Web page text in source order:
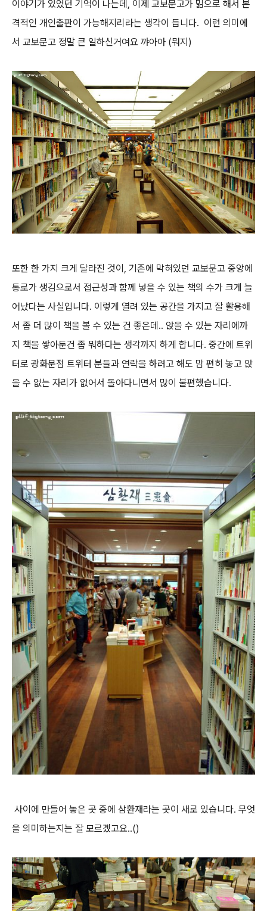
이야기가 있었던 기억이 나는데, 이제 교보문고가 밂으로 해서 본
격적인 개인출판이 가능해지리라는 생각이 듭니다. 이런 의미에
서 교보문고 정말 큰 일하신거여요 꺄아아 (뭐지)
또한 한 가지 크게 달라진 것이, 기존에 막혀있던 교보문고 중앙에
통로가 생김으로서 접근성과 함께 넣을 수 있는 책의 수가 크게 늘
어났다는 사실입니다. 이렇게 열려 있는 공간을 가지고 잘 활용해
서 좀 더 많이 책을 볼 수 있는 건 좋은데.. 앉을 수 있는 자리에까
지 책을 쌓아둔건 좀 뭐하다는 생각까지 하게 합니다. 중간에 트위
터로 광화문점 트위터 분들과 연락을 하려고 해도 맘 편히 놓고 앉
을 수 없는 자리가 없어서 돌아다니면서 많이 불편했습니다.
사이에 만들어 놓은 곳 중에 삼환재라는 곳이 새로 있습니다. 무엇
을 의미하는지는 잘 모르겠고요..()